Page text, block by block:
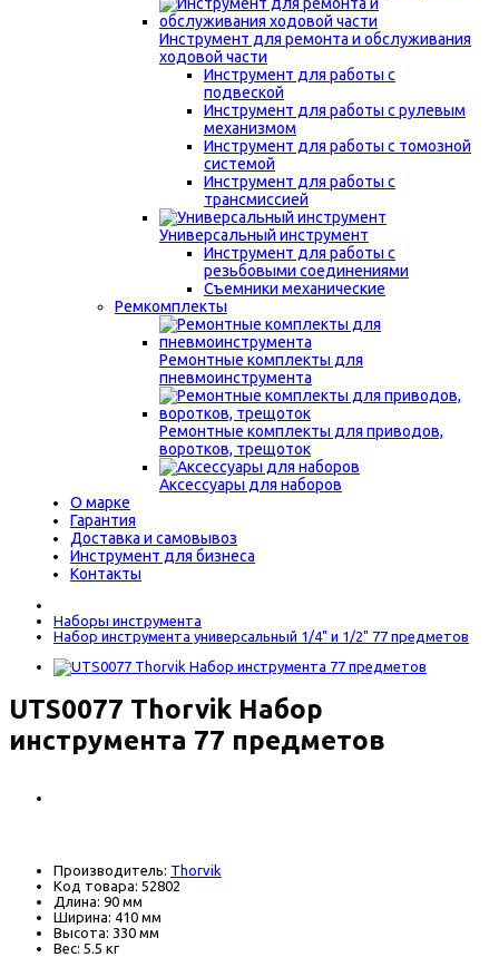
Инструмент для ремонта и обслуживания
ходовой части
Инструмент для работы с
подвеской
Инструмент для работы с рулевым
механизмом
Инструмент для работы с томозной
системой
Инструмент для работы с
трансмиссией
Универсальный инструмент
Инструмент для работы с
резьбовыми соединениями
Съемники механические
Ремкомплекты
Ремонтные комплекты для
пневмоинструмента
Ремонтные комплекты для приводов,
воротков, трещоток
Аксессуары для наборов
О марке
Гарантия
Доставка и самовывоз
Инструмент для бизнеса
Контакты
Наборы инструмента
Набор инструмента универсальный 1/4" и 1/2" 77 предметов
UTS0077 Thorvik Набор
инструмента 77 предметов
Производитель: Thorvik
Код товара: 52802
Длина: 90 мм
Ширина: 410 мм
Высота: 330 мм
Вес: 5.5 кг